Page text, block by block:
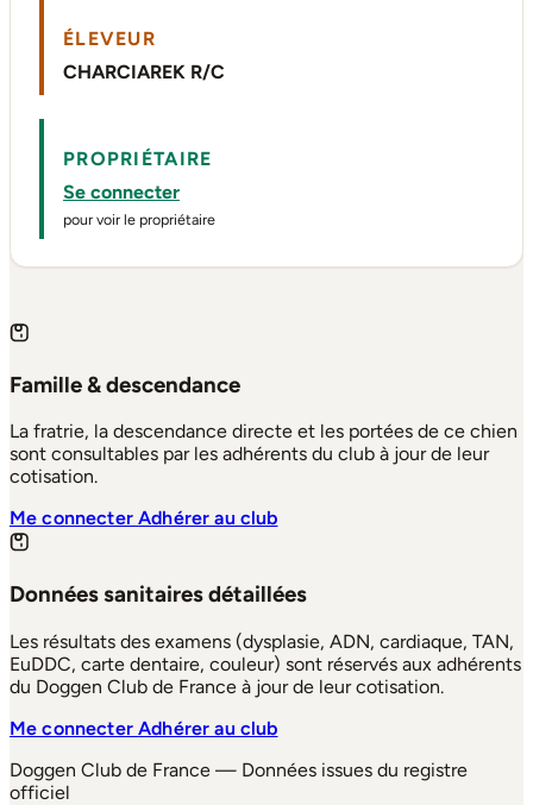
ÉLEVEUR
CHARCIAREK R/C
PROPRIÉTAIRE
Se connecter
pour voir le propriétaire
Famille & descendance
La fratrie, la descendance directe et les portées de ce chien
sont consultables par les adhérents du club à jour de leur
cotisation.
Me connecterAdhérer au club
Données sanitaires détaillées
Les résultats des examens (dysplasie, ADN, cardiaque, TAN,
EuDDC, carte dentaire, couleur) sont réservés aux adhérents
du Doggen Club de France à jour de leur cotisation.
Me connecterAdhérer au club
Doggen Club de France — Données issues du registre
officiel